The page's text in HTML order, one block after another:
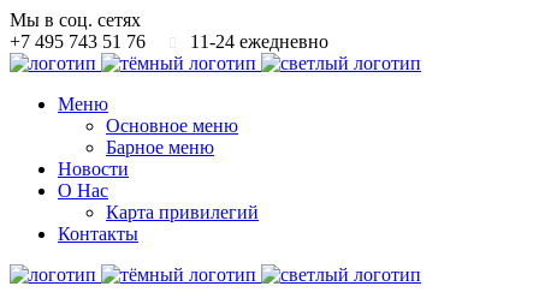
Мы в соц. сетях
+7 495 743 51 76
11-24 ежедневно
Меню
Основное меню
Барное меню
Новости
О Нас
Карта привилегий
Контакты